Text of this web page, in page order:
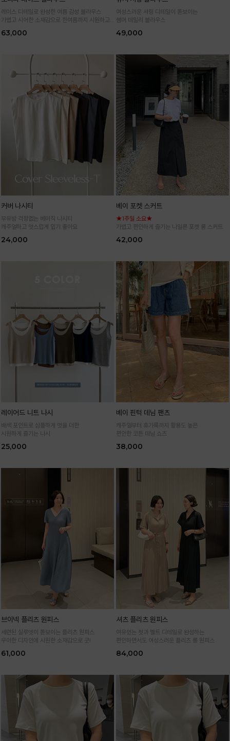
레이스 디테일로 완성한 여름 감성 블라우스
가볍고 시어한 소재감으로 한여름까지 시원하고
63,000
여성스러운 셔링 디테일이 돋보이는
썸머 데일리 블라우스
49,000
커버 나시티
부유방 걱정없는 베이직 나시티
캐주얼하고 멋스럽게 입기 좋아요
24,000
베이 포켓 스커트
★1주일 소요★
가볍고 편안하게 즐기는 나일론 포켓 롱 스커트
42,000
레이어드 니트 나시
배색 포인트로 심플하게 멋을 더한
시원하게 즐기는 나시
25,000
베이 핀턱 데님 팬츠
캐주얼부터 휴가룩까지 활용도 높은
편안한 코튼 데님 쇼츠
38,000
브이넥 플리츠 원피스
세련된 실루엣이 돋보이는 플리츠 원피스
우아한 디자인에 시원한 소재감으로 굿!
61,000
셔츠 플리츠 원피스
여유있는 핏과 벨트 디테일로 완성하는
편안하면서도 여성스러운 플리츠 롱 원피스
84,000